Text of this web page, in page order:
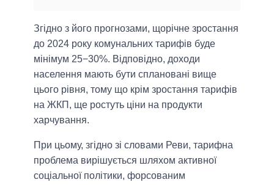
Згідно з його прогнозами, щорічне зростання
до 2024 року комунальних тарифів буде
мінімум 25−30%. Відповідно, доходи
населення мають бути сплановані вище
цього рівня, тому що крім зростання тарифів
на ЖКП, ще ростуть ціни на продукти
харчування.
При цьому, згідно зі словами Реви, тарифна
проблема вирішується шляхом активної
соціальної політики, форсованим